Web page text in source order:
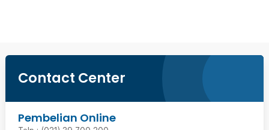
Contact Center
Pembelian Online